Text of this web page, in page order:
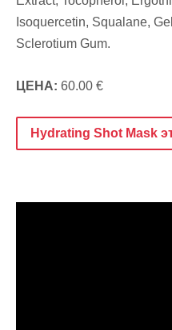
Isoquercetin, Squalane,
Sclerotium Gum.
ЦЕНА: 60.00 €
Hydrating Shot Mask